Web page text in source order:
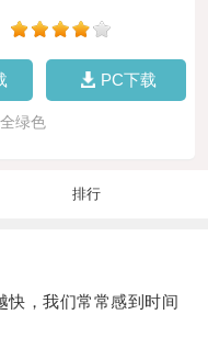
PC下载
绿色
排行
，我们常常感到时间